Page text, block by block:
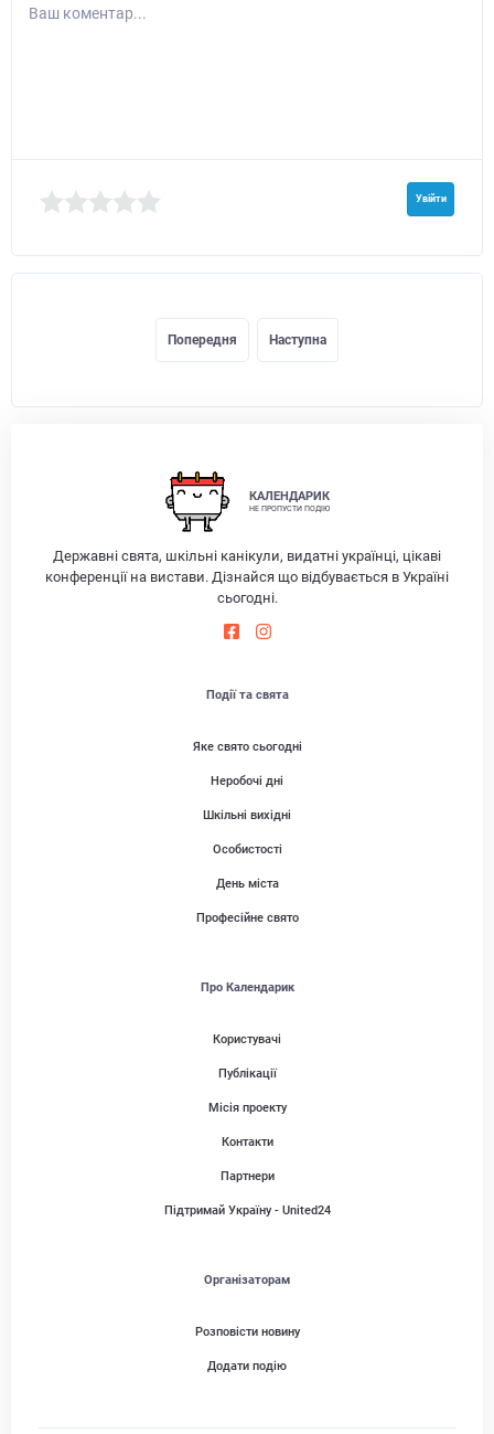
Ваш коментар...
Увійти
Попередня Наступна
КАЛЕНДАРИК
НЕ ПРОПУСТИ ПОДІЮ
Державні свята, шкільні канікули, видатні українці, цікаві
конференції на вистави. Дізнайся що відбувається в Україні
сьогодні.
Події та свята
Яке свято сьогодні
Неробочі дні
Шкільні вихідні
Особистості
День міста
Професійне свято
Про Календарик
Користувачі
Публікації
Місія проекту
Контакти
Партнери
Підтримай Україну - United24
Організаторам
Розповісти новину
Додати подію